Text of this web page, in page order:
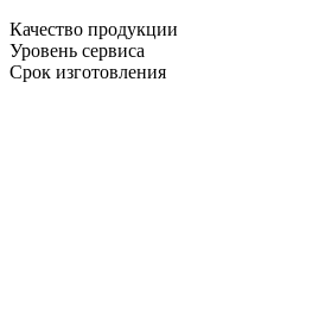
Качество продукции
Уровень сервиса
Срок изготовления